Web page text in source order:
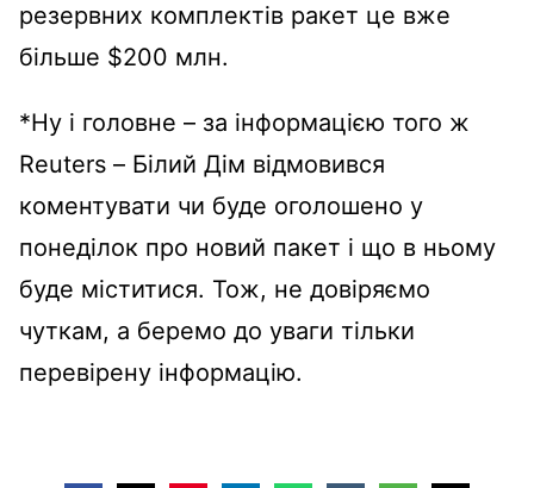
резервних комплектів ракет це вже
більше $200 млн.
*Ну і головне – за інформацією того ж
Reuters – Білий Дім відмовився
коментувати чи буде оголошено у
понеділок про новий пакет і що в ньому
буде міститися. Тож, не довіряємо
чуткам, а беремо до уваги тільки
перевірену інформацію.